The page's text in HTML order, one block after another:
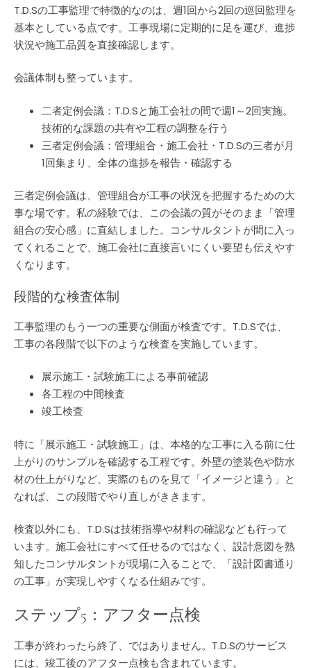
T.D.Sの工事監理で特徴的なのは、週1回から2回の巡回監理を
基本としている点です。工事現場に定期的に足を運び、進捗
状況や施工品質を直接確認します。
会議体制も整っています。
二者定例会議：T.D.Sと施工会社の間で週1～2回実施。
技術的な課題の共有や工程の調整を行う
三者定例会議：管理組合・施工会社・T.D.Sの三者が月
1回集まり、全体の進捗を報告・確認する
三者定例会議は、管理組合が工事の状況を把握するための大
事な場です。私の経験では、この会議の質がそのまま「管理
組合の安心感」に直結しました。コンサルタントが間に入っ
てくれることで、施工会社に直接言いにくい要望も伝えやす
くなります。
段階的な検査体制
工事監理のもう一つの重要な側面が検査です。T.D.Sでは、
工事の各段階で以下のような検査を実施しています。
展示施工・試験施工による事前確認
各工程の中間検査
竣工検査
特に「展示施工・試験施工」は、本格的な工事に入る前に仕
上がりのサンプルを確認する工程です。外壁の塗装色や防水
材の仕上がりなど、実際のものを見て「イメージと違う」と
なれば、この段階でやり直しがききます。
検査以外にも、T.D.Sは技術指導や材料の確認なども行って
います。施工会社にすべて任せるのではなく、設計意図を熟
知したコンサルタントが現場に入ることで、「設計図書通り
の工事」が実現しやすくなる仕組みです。
ステップ5：アフター点検
工事が終わったら終了、ではありません。T.D.Sのサービス
には、竣工後のアフター点検も含まれています。